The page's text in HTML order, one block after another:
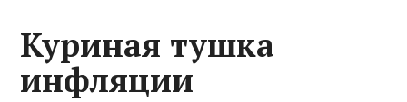
Куриная тушка
инфляции